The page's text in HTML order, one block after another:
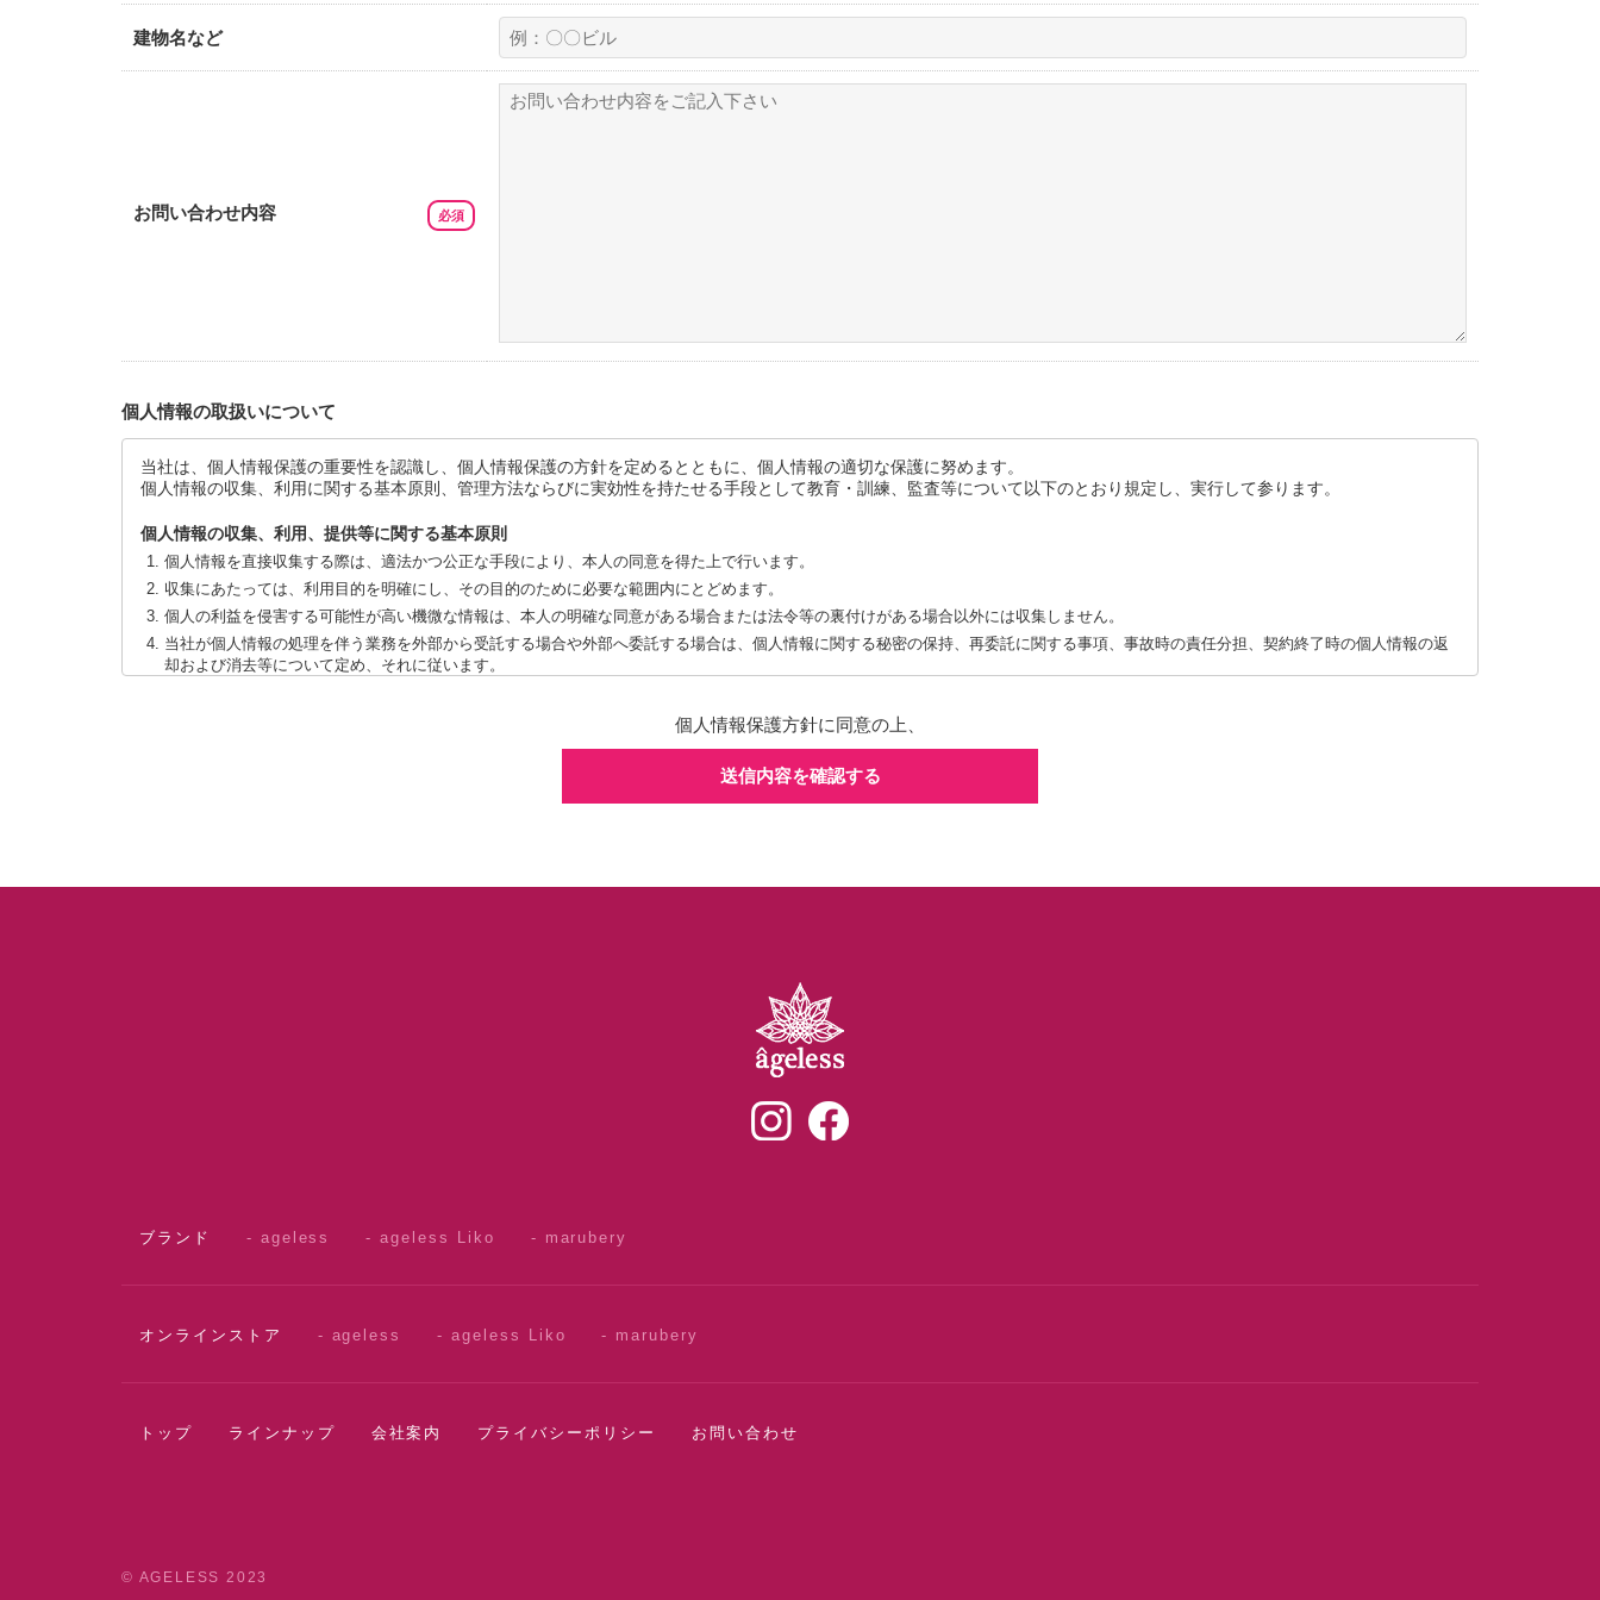
建物名など
お問い合わせ内容
個人情報の取扱いについて
当社は、個人情報保護の重要性を認識し、個人情報保護の方針を定めるとともに、個人情報の適切な保護に努めます。
個人情報の収集、利用に関する基本原則、管理方法ならびに実効性を持たせる手段として教育・訓練、監査等について以下のとおり規定し、実行して参ります。
個人情報の収集、利用、提供等に関する基本原則
個人情報を直接収集する際は、適法かつ公正な手段により、本人の同意を得た上で行います。
収集にあたっては、利用目的を明確にし、その目的のために必要な範囲内にとどめます。
個人の利益を侵害する可能性が高い機微な情報は、本人の明確な同意がある場合または法令等の裏付けがある場合以外には収集しません。
当社が個人情報の処理を伴う業務を外部から受託する場合や外部へ委託する場合は、個人情報に関する秘密の保持、再委託に関する事項、事故時の責任分担、契約終了時の個人情報の返
却および消去等について定め、それに従います。
当社が直接収集または外部から業務を受託する際に入手した個人情報は、正確な状態に保ち、不正アクセス、紛失・破壊・改ざんおよび漏洩等を防止するための措置を講じます。
個人情報保護方針に同意の上、
送信内容を確認する
ブランド - ageless - ageless Liko - marubery
オンラインストア - ageless - ageless Liko - marubery
トップ ラインナップ 会社案内 プライバシーポリシー お問い合わせ
© AGELESS 2023